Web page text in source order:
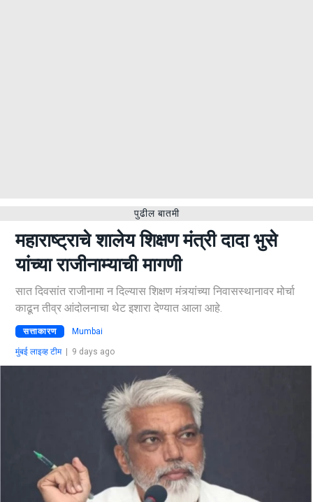
पुढील बातमी
महाराष्ट्राचे शालेय शिक्षण मंत्री दादा भुसे
यांच्या राजीनाम्याची मागणी
सात दिवसांत राजीनामा न दिल्यास शिक्षण मंत्र्यांच्या निवासस्थानावर मोर्चा
काढून तीव्र आंदोलनाचा थेट इशारा देण्यात आला आहे.
सत्ताकारण Mumbai
मुंबई लाइव्ह टीम| 9 days ago